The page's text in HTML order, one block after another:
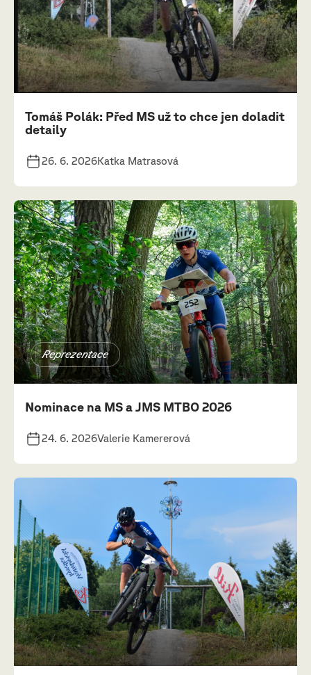
Tomáš Polák: Před MS už to chce jen doladit
detaily
26. 6. 2026Katka Matrasová
Reprezentace
Nominace na MS a JMS MTBO 2026
24. 6. 2026Valerie Kamererová